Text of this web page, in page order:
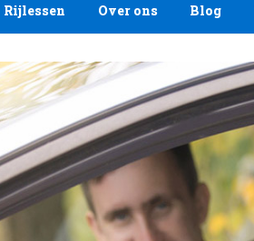
Rijlessen Over ons Blog